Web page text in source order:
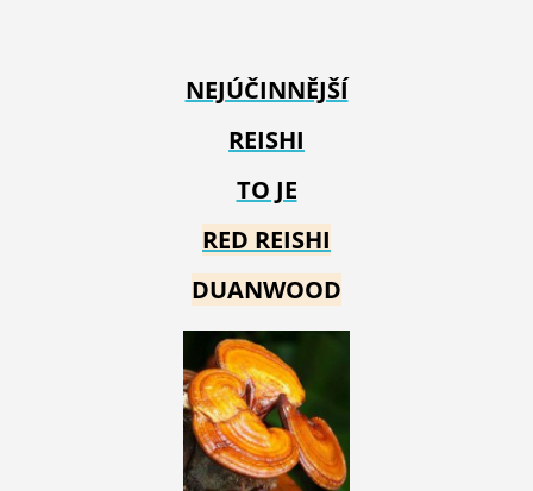
NEJÚČINNĚJŠÍ
REISHI
TO JE
RED REISHI
DUANWOOD